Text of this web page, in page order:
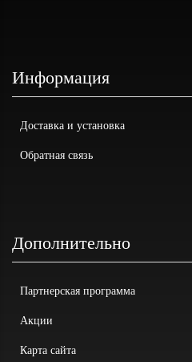
Информация
Доставка и установка
Обратная связь
Дополнительно
Партнерская программа
Акции
Карта сайта